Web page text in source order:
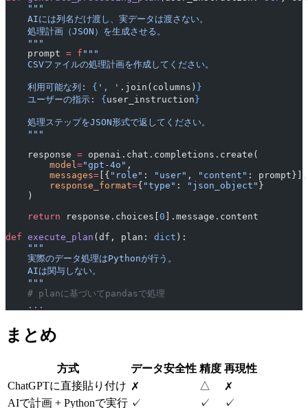
    """
    AIには列名だけ渡し、実データは渡さない。
    処理計画（JSON）を生成させる。
    """
    prompt
= f """
    CSVファイルの処理計画を作成してください。
    利用可能な列:
{ ', ' .join(columns) }
    ユーザーの指示:
{ user_instruction }
    処理ステップをJSON形式で返してください。
    """
    response
= openai.chat.completions.create(
        model
="gpt-4o" ,
        messages
= [{ "role" : "user" , "content" : prompt}],
        response_format
={ "type" : "json_object" }
    )
    return
response.choices[ 0 ].message.content
def execute_plan (df, plan: dict ):
    """
    実際のデータ処理はPythonが行う。
    AIは関与しない。
    """
    # planに基づいてpandasで処理
    ...
まとめ
方式 データ安全性 精度 再現性
ChatGPTに直接貼り付け ✗ △
✗
AIで計画 + Pythonで実行 ✓ ✓ ✓